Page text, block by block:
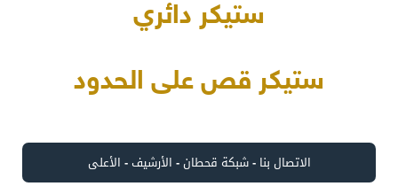
ستيكر دائري
ستيكر قص على الحدود
الاتصال بنا -شبكة قحطان- الأرشيف- الأعلى